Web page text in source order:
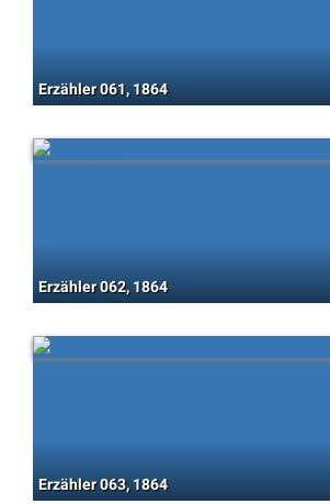
Erzähler 061, 1864
Erzähler 062, 1864
Erzähler 063, 1864